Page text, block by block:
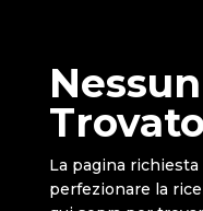
Trovato
La pagina
perfezionare la